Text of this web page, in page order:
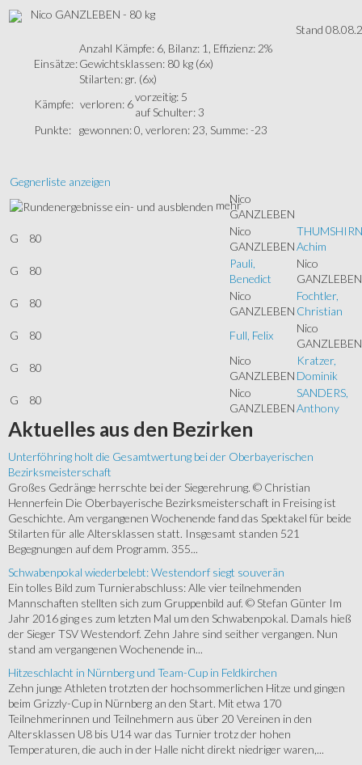
Nico GANZLEBEN - 80 kg
Stand
Einsätze:
Anzahl Kämpfe: 6, Bilanz: 1, Effizienz: 2%
Gewichtsklassen: 80 kg (6x)
Stilarten: gr. (6x)
Kämpfe: verloren: 6
vorzeitig: 5
auf Schulter: 3
Punkte: gewonnen: 0, verloren: 23, Summe: -23
Gegnerliste anzeigen
mehrNico
GANZLEBEN
G
80
Nico
GANZLEBENAchim
G
80
Pauli,
Benedict
Nico
GANZLEBEN
G
80
Nico
GANZLEBEN
Fochtler,
Christian
G
80 Full, Felix
Nico
GANZLEBEN
G
80
Nico
GANZLEBEN
Kratzer,
Dominik
G
80
Nico
GANZLEBEN
SANDERS,
Anthony
Aktuelles aus den Bezirken
Unterföhring holt die Gesamtwertung bei der Oberbayerischen
Bezirksmeisterschaft
Großes Gedränge herrschte bei der Siegerehrung. © Christian
Hennerfein Die Oberbayerische Bezirksmeisterschaft in Freising ist
Geschichte. Am vergangenen Wochenende fand das Spektakel für beide
Stilarten für alle Altersklassen statt. Insgesamt standen 521
Begegnungen auf dem Programm. 355...
Schwabenpokal wiederbelebt: Westendorf siegt souverän
Ein tolles Bild zum Turnierabschluss: Alle vier teilnehmenden
Mannschaften stellten sich zum Gruppenbild auf. © Stefan Günter Im
Jahr 2016 ging es zum letzten Mal um den Schwabenpokal. Damals hieß
der Sieger TSV Westendorf. Zehn Jahre sind seither vergangen. Nun
stand am vergangenen Wochenende in...
Hitzeschlacht in Nürnberg und Team-Cup in Feldkirchen
Zehn junge Athleten trotzten der hochsommerlichen Hitze und gingen
beim Grizzly-Cup in Nürnberg an den Start. Mit etwa 170
Teilnehmerinnen und Teilnehmern aus über 20 Vereinen in den
Altersklassen U8 bis U14 war das Turnier trotz der hohen
Temperaturen, die auch in der Halle nicht direkt niedriger waren,...